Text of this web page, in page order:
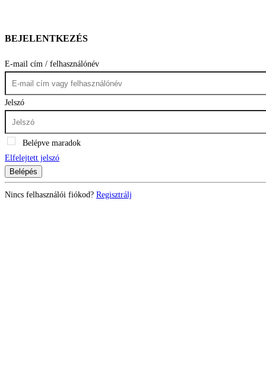
BEJELENTKEZÉS
E-mail cím / felhasználónév
Jelszó
Belépve maradok
Elfelejtett jelszó
Belépés
Nincs felhasználói fiókod? Regisztrálj